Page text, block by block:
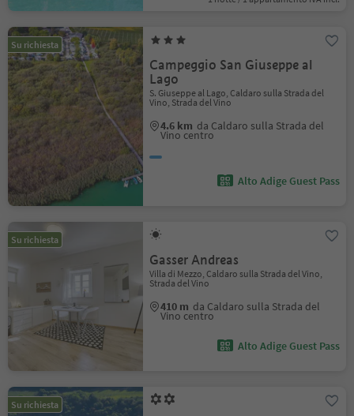
Su richiesta
Campeggio San Giuseppe al
Lago
S. Giuseppe al Lago, Caldaro sulla Strada del
Vino, Strada del Vino
4.6 km da Caldaro sulla Strada del
Vino centro
Alto Adige Guest Pass
Su richiesta
Gasser Andreas
Villa di Mezzo, Caldaro sulla Strada del Vino,
Strada del Vino
410 m da Caldaro sulla Strada del
Vino centro
Alto Adige Guest Pass
Su richiesta